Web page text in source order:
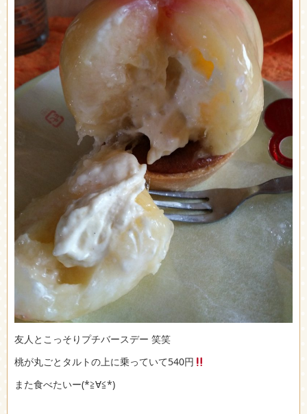
友人とこっそりプチバースデー 笑笑
桃が丸ごとタルトの上に乗っていて540円
また食べたいー(*≧∀≦*)